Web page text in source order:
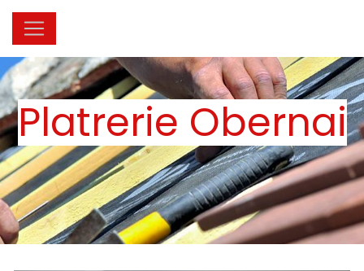
Platrerie Obernai
Panneau de gestion des cookies